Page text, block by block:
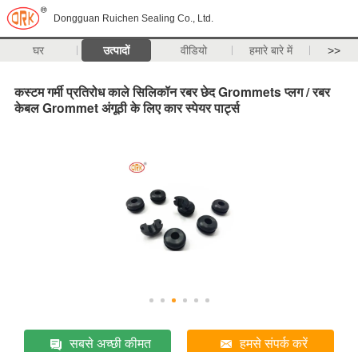
Dongguan Ruichen Sealing Co., Ltd.
घर उत्पादों वीडियो हमारे बारे में >>
कस्टम गर्मी प्रतिरोध काले सिलिकॉन रबर छेद Grommets प्लग / रबर
केबल Grommet अंगूठी के लिए कार स्पेयर पार्ट्स
सबसे अच्छी कीमत हमसे संपर्क करें